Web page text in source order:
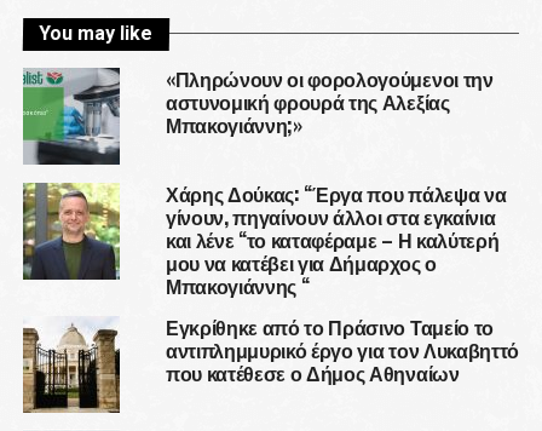
You may like
«Πληρώνουν οι φορολογούμενοι την
αστυνομική φρουρά της Αλεξίας
Μπακογιάννη;»
Χάρης Δούκας: “Έργα που πάλεψα να
γίνουν, πηγαίνουν άλλοι στα εγκαίνια
και λένε “το καταφέραμε – Η καλύτερή
μου να κατέβει για Δήμαρχος ο
Μπακογιάννης “
Εγκρίθηκε από το Πράσινο Ταμείο το
αντιπλημμυρικό έργο για τον Λυκαβηττό
που κατέθεσε ο Δήμος Αθηναίων